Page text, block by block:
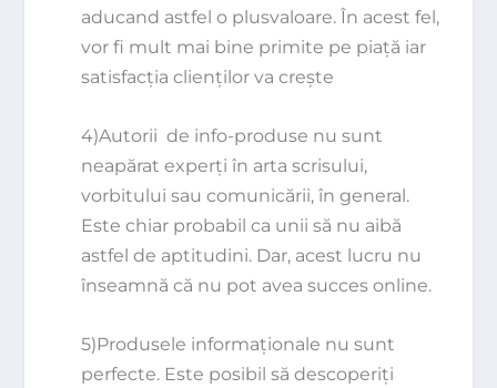
aducand astfel o plusvaloare. În acest fel,
vor fi mult mai bine primite pe piaţă iar
satisfacţia clienţilor va creşte
4)Autorii de info-produse nu sunt
neapărat experţi în arta scrisului,
vorbitului sau comunicării, în general.
Este chiar probabil ca unii să nu aibă
astfel de aptitudini. Dar, acest lucru nu
înseamnă că nu pot avea succes online.
5)Produsele informaţionale nu sunt
perfecte. Este posibil să descoperiţi